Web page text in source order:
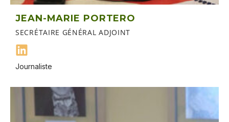
JEAN-MARIE PORTERO
SECRÉTAIRE GÉNÉRAL ADJOINT
Journaliste